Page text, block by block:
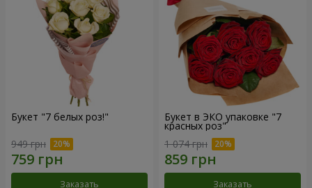
Букет "7 белых роз!"
949 грн
Заказать
Букет в ЭКО упаковке "7
красных роз"
1 074 грн
Заказать